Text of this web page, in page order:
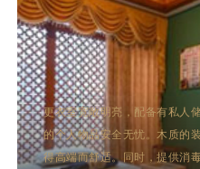
桑拿区通常包括干蒸和湿蒸
干蒸房以柔和的灯光和加热的